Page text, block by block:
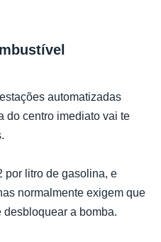
automatizadas
do centro imediato vai te
por litro de gasolina, e
normalmente exigem que
a bomba.